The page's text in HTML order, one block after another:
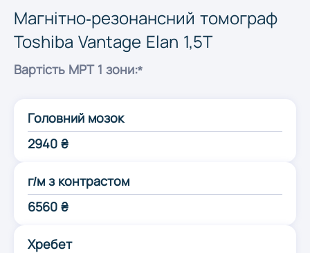
Львів
Одеса
Полтава
Магнітно-резонансний томограф
Toshiba Vantage Elan 1,5T
Вартість МРТ 1 зони:*
Головний мозок
2940 ₴
г/м з контрастом
6560 ₴
Хребет